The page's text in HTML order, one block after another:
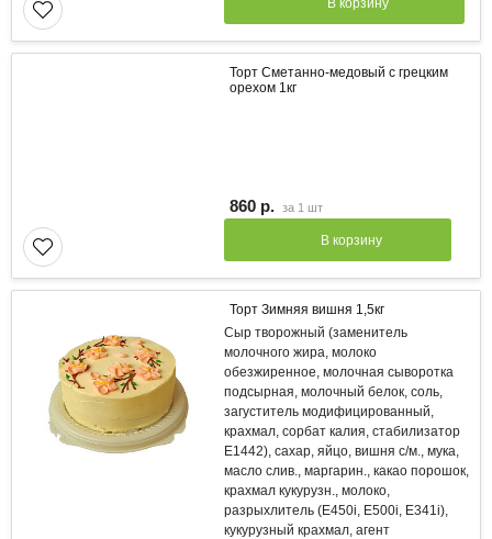
В корзину
Торт Сметанно-медовый с грецким
орехом 1кг
860 р. за 1 шт
В корзину
Торт Зимняя вишня 1,5кг
Сыр творожный (заменитель
молочного жира, молоко
обезжиренное, молочная сыворотка
подсырная, молочный белок, соль,
загуститель модифицированный,
крахмал, сорбат калия, стабилизатор
Е1442), сахар, яйцо, вишня с/м., мука,
масло слив., маргарин., какао порошок,
крахмал кукурузн., молоко,
разрыхлитель (Е450i, E500i, E341i),
кукурузный крахмал, агент